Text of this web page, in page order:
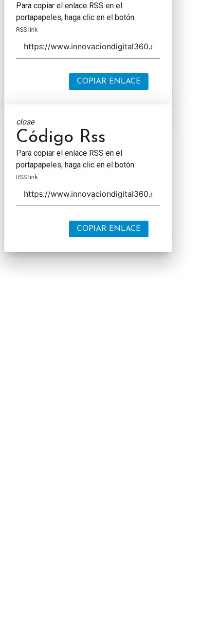
Para copiar el enlace RSS en el
portapapeles, haga clic en el botón.
RSS link
COPIAR ENLACE
close
Código Rss
Para copiar el enlace RSS en el
portapapeles, haga clic en el botón.
RSS link
COPIAR ENLACE